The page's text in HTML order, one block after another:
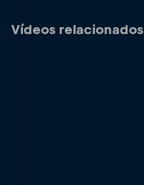
Vídeos relacionados